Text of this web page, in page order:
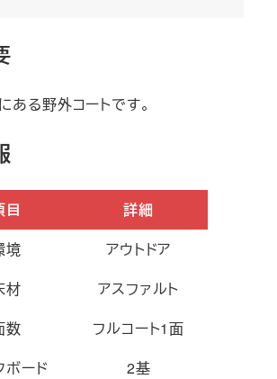
ある野外コートです。
目
詳細
境
アウトドア
材
アスファルト
数
フルコート1面
ボード
2基